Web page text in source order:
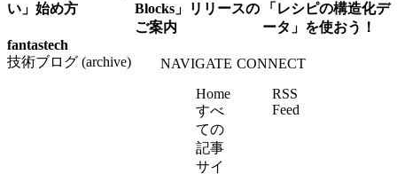
い」始め方
Blocks」リリースの
ご案内
「レシピの構造化デ
ータ」を使おう！
fantastech
技術ブログ (archive)
NAVIGATE
Home
すべ
ての
記事
サイ
CONNECT
RSS
Feed